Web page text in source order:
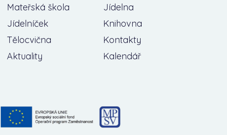
Mateřská škola
Jídelna
Jídelníček
Knihovna
Tělocvična
Kontakty
Aktuality
Kalendář